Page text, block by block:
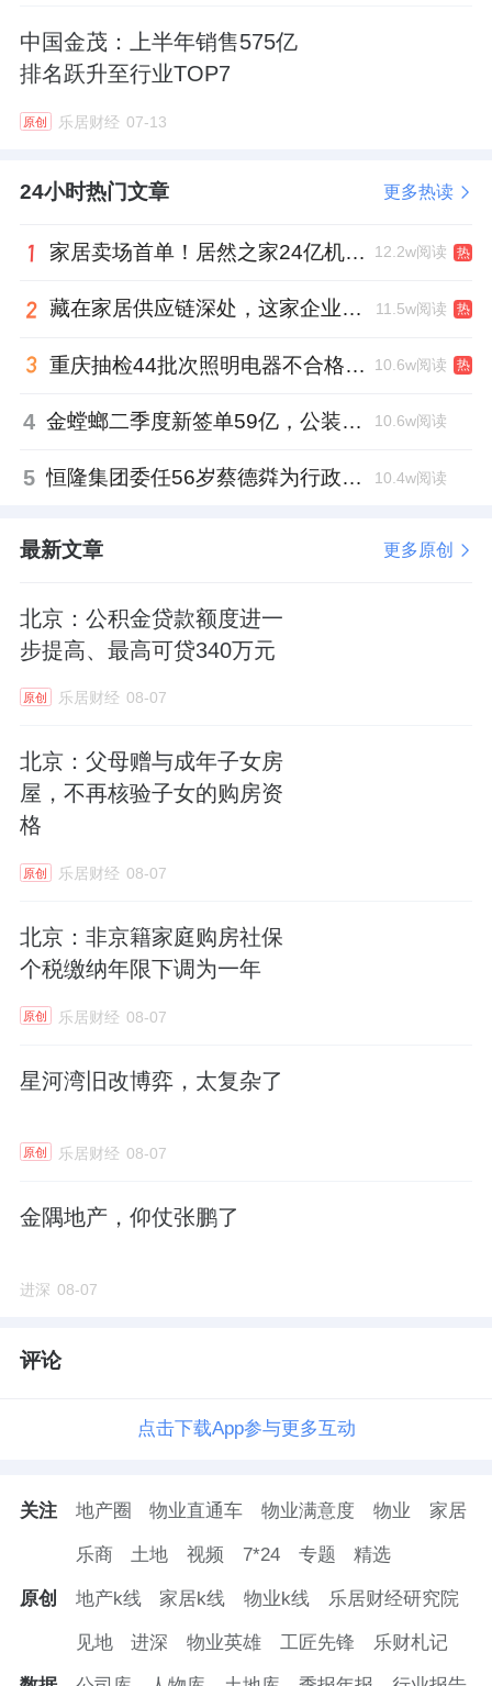
楼板价13776元/㎡，低密地块占比75.0%，缩
量特征贯穿全程。成交16幅、总价106.33亿
㎡）结构性拉高，剔除后其余15幅平均楼板价
回落，楼板价区间窄幅波动，量能收缩、价格
图1近5年苏州市区土地成交量价走势（统计口
径：商住+纯住宅+综合三类合并、招拍挂方
2026年1-6月，截至2026年6月30日）
热度低位、底价主导。上半年溢价率3.9%，低
于2025年7.12%与2023年4.57%；溢价成交仅
（2.91%）两幅，底价成交14幅占比87.5%，
撤牌0宗。撤牌/流拍归零，反映供地与板块承
接力深度挂钩、无效供应被有效剔除。低密化
持续固化，高密地块（容积率≥1.5）成交占比
由2022年81.9%降至2026上半年18.8%，从源
表2近5年苏州市区土地供应汇总
供应分化、成交集中、楼板价两极分化。吴中
数占全市近半，但溢价率0.00%、以平台托底
16.88亿元、68920元/㎡、溢价30.04%拔得价
区一骑绝尘，新区、相城处于低位区间（数据
图22026年1-6月各区域土地成交楼板价对比
（统计口径同表2；监测范围:苏州市区六区；
数据周期:截至2026年6月30日）
中国金茂：上半年销售575亿
排名跃升至行业TOP7
原创 乐居财经 07-13
24小时热门文章 更多热读
家居卖场首单！居然之家24亿机构间REITs获深交所无异议函 12.2w阅读 热
藏在家居供应链深处，这家企业正在悄悄转型 11.5w阅读 热
重庆抽检44批次照明电器不合格，木林森全资子公司被点名 10.6w阅读 热
4 金螳螂二季度新签单59亿，公装业务贡献逾八成 10.6w阅读
5 恒隆集团委任56岁蔡德粦为行政总裁、年薪2052万港元，曾任星巴克中国CEO 10.4w阅读
最新文章 更多原创
北京：公积金贷款额度进一
步提高、最高可贷340万元
原创 乐居财经 08-07
北京：父母赠与成年子女房
屋，不再核验子女的购房资
格
原创 乐居财经 08-07
北京：非京籍家庭购房社保
个税缴纳年限下调为一年
原创 乐居财经 08-07
星河湾旧改博弈，太复杂了
原创 乐居财经 08-07
金隅地产，仰仗张鹏了
进深 08-07
评论
点击下载App参与更多互动
关注 地产圈 物业直通车 物业满意度 物业 家居
乐商 土地 视频 7*24 专题 精选
原创 地产k线 家居k线 物业k线 乐居财经研究院
见地 进深 物业英雄 工匠先锋 乐财札记